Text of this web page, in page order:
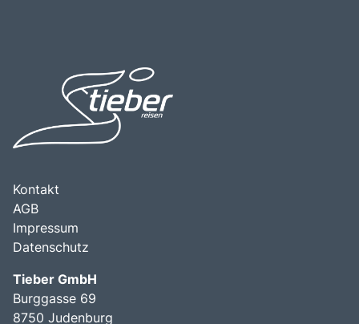
Kontakt
AGB
Impressum
Datenschutz
Tieber GmbH
Burggasse 69
8750 Judenburg